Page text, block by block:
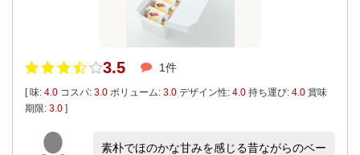
3.5 1件
[ 味: 4.0 コスパ: 3.0 ボリューム: 3.0 デザイン性: 4.0 持ち運び: 4.0 賞味
期限: 3.0 ]
素朴でほのかな甘みを感じる昔ながらのベー